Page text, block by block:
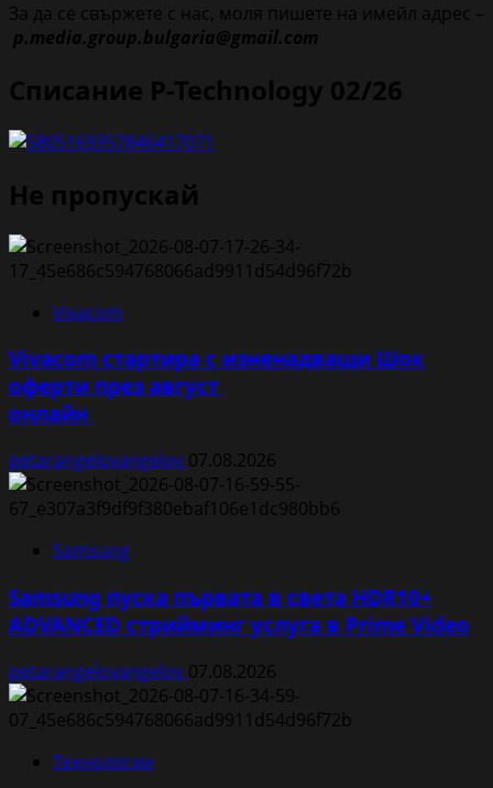
За да се свържете с нас, моля пишете на имейл адрес –
p.media.group.bulgaria@gmail.com
Списание P-Technology 02/26
Не пропускай
Vivacom
Vivacom стартира с изненадващи Шок
оферти през август
онлайн
petarangelovangelov 07.08.2026
Samsung
Samsung пуска първата в света HDR10+
ADVANCED стрийминг услуга в Prime Video
petarangelovangelov 07.08.2026
Технологии